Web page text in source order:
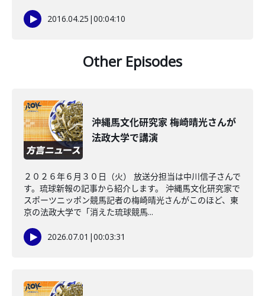
2016.04.25 |00:04:10
Other Episodes
沖縄馬文化研究家 梅崎晴光さんが
法政大学で講演
２０２６年６月３０日（火） 放送分担当は中川信子さんで
す。琉球新報の記事から紹介します。 沖縄馬文化研究家で
スポーツニッポン競馬記者の梅崎晴光さんがこのほど、東
京の法政大学で「消えた琉球競馬...
2026.07.01 |00:03:31